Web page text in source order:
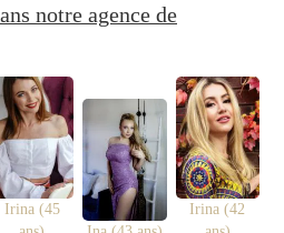
notre agence de
Irina (45
Irina (42